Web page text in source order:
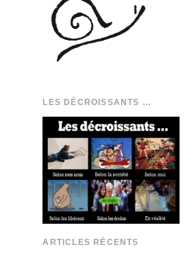
LES DÉCROISSANTS …
ARTICLES RÉCENTS